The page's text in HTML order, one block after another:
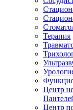
Терапия
Центр
Центр